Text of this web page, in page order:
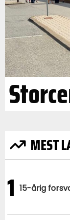
MEST
1 15-årig